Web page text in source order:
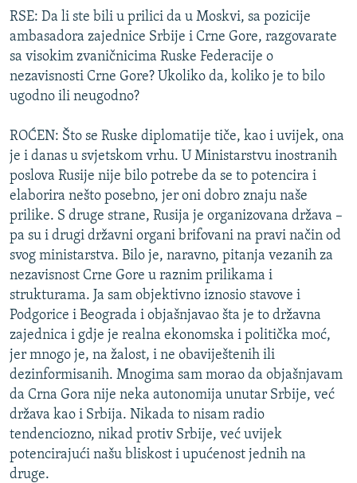
RSE: Da li ste bili u prilici da u Moskvi, sa pozicije
ambasadora zajednice Srbije i Crne Gore, razgovarate
sa visokim zvaničnicima Ruske Federacije o
nezavisnosti Crne Gore? Ukoliko da, koliko je to bilo
ugodno ili neugodno?
ROĆEN: Što se Ruske diplomatije tiče, kao i uvijek, ona
je i danas u svjetskom vrhu. U Ministarstvu inostranih
poslova Rusije nije bilo potrebe da se to potencira i
elaborira nešto posebno, jer oni dobro znaju naše
prilike. S druge strane, Rusija je organizovana država –
pa su i drugi državni organi brifovani na pravi način od
svog ministarstva. Bilo je, naravno, pitanja vezanih za
nezavisnost Crne Gore u raznim prilikama i
strukturama. Ja sam objektivno iznosio stavove i
Podgorice i Beograda i objašnjavao šta je to državna
zajednica i gdje je realna ekonomska i politička moć,
jer mnogo je, na žalost, i ne obaviještenih ili
dezinformisanih. Mnogima sam morao da objašnjavam
da Crna Gora nije neka autonomija unutar Srbije, već
država kao i Srbija. Nikada to nisam radio
tendenciozno, nikad protiv Srbije, već uvijek
potencirajući našu bliskost i upućenost jednih na
druge.